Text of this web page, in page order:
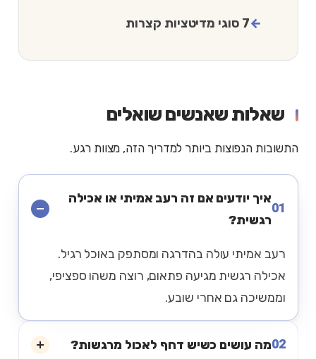
7 סוגי מדיטציות קצרות
שאלות שאנשים שואלים
התשובות הנפוצות ביותר למדריך הזה, מצוות רגע.
01
איך יודעים אם זה רעב אמיתי או אכילה
רגשית?
רעב אמיתי עולה בהדרגה ומסתפק באוכל רגיל.
אכילה רגשית מגיעה פתאום, רוצה משהו ספציפי,
וממשיכה גם אחרי שובע.
02מה עושים כשיש דחף לאכול מרגשות?